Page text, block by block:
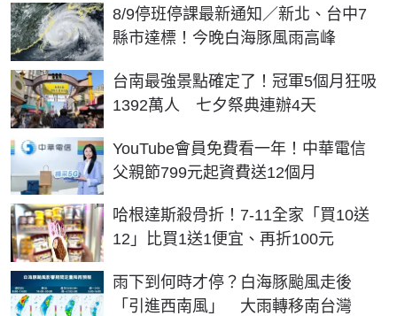
8/9停班停課最新通知／新北、台中7
縣市達標！今晚白海豚風雨高峰
台南最強景點確定了！冠軍5個月狂吸
1392萬人 七夕祭典連辦4天
YouTube會員免費看一年！中華電信
父親節799元起資費送12個月
哈根達斯殺骨折！7-11全家「買10送
12」比買1送1便宜、再折100元
雨下到何時才停？白海豚颱風走後
「引進西南風」 大雨轉移南台灣